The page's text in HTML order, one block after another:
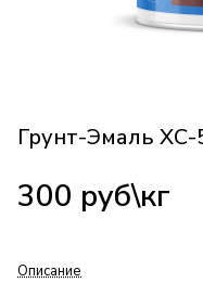
Грунт-Эмаль ХС-
300 руб\кг
Описание